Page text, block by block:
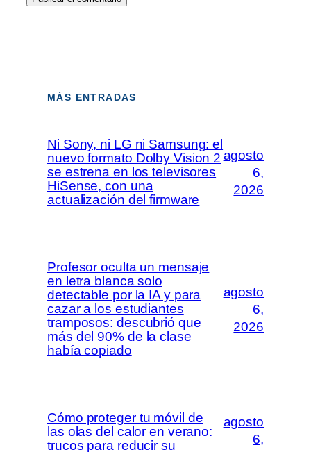
MÁS ENTRADAS
Ni Sony, ni LG ni Samsung: el
nuevo formato Dolby Vision 2
se estrena en los televisores
HiSense, con una
actualización del firmware
agosto
6,
2026
Profesor oculta un mensaje
en letra blanca solo
detectable por la IA y para
cazar a los estudiantes
tramposos: descubrió que
más del 90% de la clase
había copiado
agosto
6,
2026
Cómo proteger tu móvil de
las olas del calor en verano:
trucos para reducir su
agosto
6,